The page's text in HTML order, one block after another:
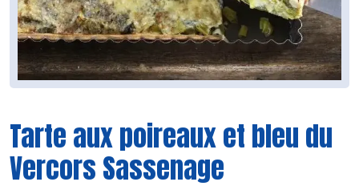
Tarte aux poireaux et bleu du
Vercors Sassenage